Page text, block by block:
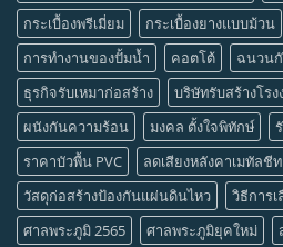
กระเบื้องพรีเมี่ยม
กระเบื้องยางแบบม้วน
การทำงานของปั้มน้ำ
คอตโต้ ฉนวน
ธุรกิจรับเหมาก่อสร้าง
บริษัทรับสร้างโรง
ผนังกันความร้อน
มงคล ตั้งใจพิทักษ์
ราคาบัวพื้น PVC
ลดเสียงหลังคาเมทัลชีท
วัสดุก่อสร้างป้องกันแผ่นดินไหว
วิธีการ
ศาลพระภูมิ 2565
ศาลพระภูมิยุคใหม่